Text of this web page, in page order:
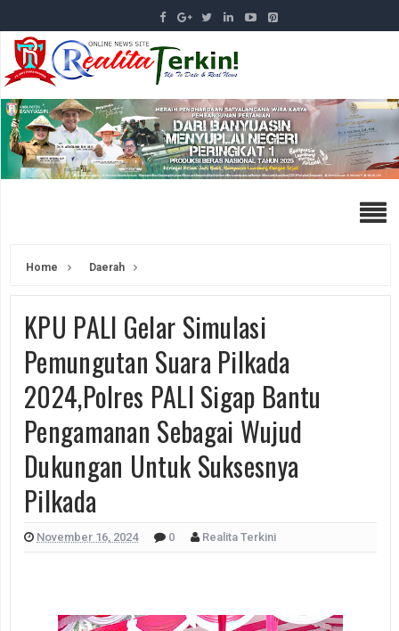
Home Daerah
KPU PALI Gelar Simulasi
Pemungutan Suara Pilkada
2024,Polres PALI Sigap Bantu
Pengamanan Sebagai Wujud
Dukungan Untuk Suksesnya
Pilkada
November 16, 2024 0 Realita Terkini